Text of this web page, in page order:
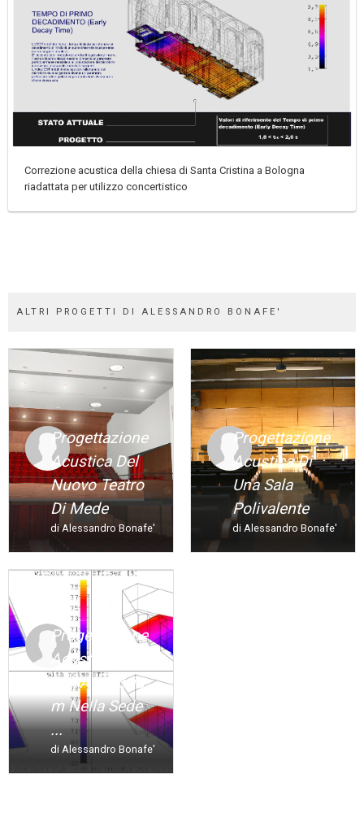
Correzione acustica della chiesa di Santa Cristina a Bologna
riadattata per utilizzo concertistico
ALTRI PROGETTI DI ALESSANDRO BONAFE'
Progettazione
Acustica Del
Nuovo Teatro
Di Mede
di Alessandro Bonafe'
Progettazione
Acustica Di
Una Sala
Polivalente
di Alessandro Bonafe'
Progettazione
Acustica
Dell’Auditoriu
M Nella Sede
...
di Alessandro Bonafe'